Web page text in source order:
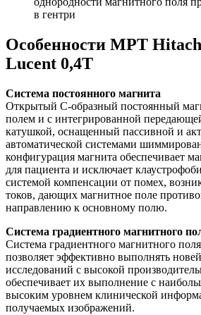
в гентри
Особенности МРТ
Lucent 0,4T
Система постоянного магнита
Открытый С-образный постоянный
полем и с интегрированной
катушкой, оснащенный пассивной и
автоматической системами
конфигурация магнита обеспечивает
для пациента и исключает
системой компенсации от помех,
токов, дающих магнитное поле
направлению к основному полю.
Система градиентного магнитного
Система градиентного магнитного
позволяет эффективно выполнять
исследований с высокой
обеспечивает их выполнение с
высоким уровнем клинической
получаемых изображений.